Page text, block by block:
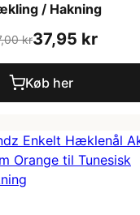
/ Hakning
kr37,95 kr
Køb her